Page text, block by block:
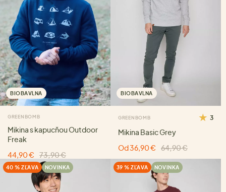
BIOBAVLNA
GREENBOMB
Mikina s kapucňou Outdoor
Freak
44,90 €
73,90 €
BIOBAVLNA
GREENBOMB 3
Mikina Basic Grey
Od 36,90 €
64,90 €
40 % ZĽAVA NOVINKA 39 % ZĽAVA NOVINKA